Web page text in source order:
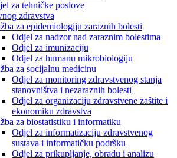
za tehničke poslove
zdravstva
za epidemiologiju zaraznih bolesti
Odjel za nadzor nad zaraznim bolestima
Odjel za imunizaciju
Odjel za humanu mikrobiologiju
za socijalnu medicinu
Odjel za monitoring zdravstvenog stanja
stanovništva i nezaraznih bolesti
Odjel za organizaciju zdravstvene zaštite i
ekonomiku zdravstva
za biostatistiku i informatiku
Odjel za informatizaciju zdravstvenog
sustava i informatičku podršku
Odjel za prikupljanje, obradu i analizu